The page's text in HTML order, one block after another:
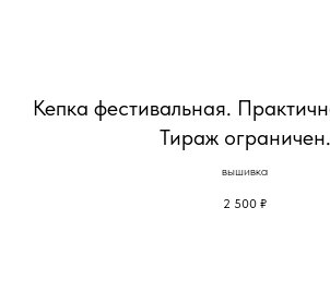
Кепка фестивальная.
Тираж ограничен.
вышивка
2 500 ₽